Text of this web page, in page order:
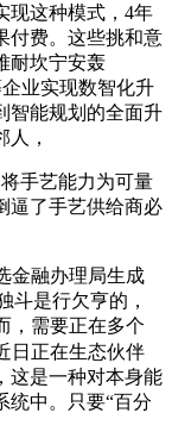
现这种模式，4年
付费。这些挑和意
耐坎宁安轰
业实现数智化升
智能规划的全面升
，
手艺能力为可量
逼了手艺供给商必
融办理局生成
斗是行欠亨的，
，需要正在多个
日正在生态伙伴
这是一种对本身能
统中。只要“百分